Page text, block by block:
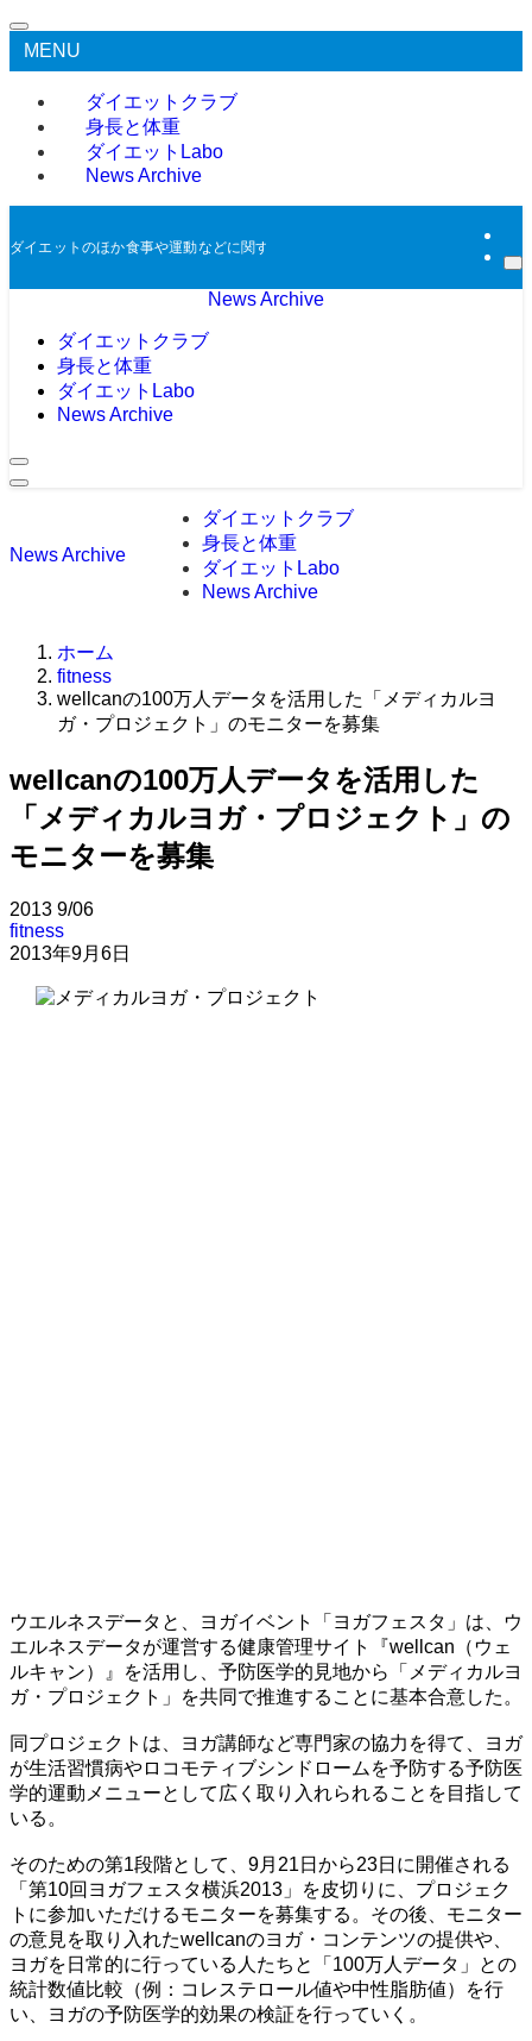
MENU
ダイエットクラブ
身長と体重
ダイエットLabo
News Archive
ダイエットのほか食事や運動などに関する過去のニュースをアーカイブとして
News Archive
ダイエットクラブ
身長と体重
ダイエットLabo
News Archive
News Archive
ダイエットクラブ
身長と体重
ダイエットLabo
News Archive
ホーム
fitness
wellcanの100万人データを活用した「メディカルヨ
ガ・プロジェクト」のモニターを募集
wellcanの100万人データを活用した
「メディカルヨガ・プロジェクト」の
モニターを募集
2013 9/06
fitness
2013年9月6日
ウエルネスデータと、ヨガイベント「ヨガフェスタ」は、ウ
エルネスデータが運営する健康管理サイト『wellcan（ウェ
ルキャン）』を活用し、予防医学的見地から「メディカルヨ
ガ・プロジェクト」を共同で推進することに基本合意した。
同プロジェクトは、ヨガ講師など専門家の協力を得て、ヨガ
が生活習慣病やロコモティブシンドロームを予防する予防医
学的運動メニューとして広く取り入れられることを目指して
いる。
そのための第1段階として、9月21日から23日に開催される
「第10回ヨガフェスタ横浜2013」を皮切りに、プロジェク
トに参加いただけるモニターを募集する。その後、モニター
の意見を取り入れたwellcanのヨガ・コンテンツの提供や、
ヨガを日常的に行っている人たちと「100万人データ」との
統計数値比較（例：コレステロール値や中性脂肪値）を行
い、ヨガの予防医学的効果の検証を行っていく。